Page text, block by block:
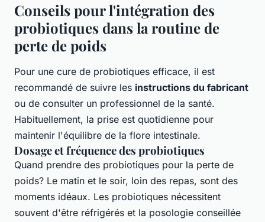
Conseils pour l'intégration des
probiotiques dans la routine de
perte de poids
Pour une cure de probiotiques efficace, il est
recommandé de suivre les instructions du fabricant
ou de consulter un professionnel de la santé.
Habituellement, la prise est quotidienne pour
maintenir l'équilibre de la flore intestinale.
Dosage et fréquence des probiotiques
Quand prendre des probiotiques pour la perte de
poids? Le matin et le soir, loin des repas, sont des
moments idéaux. Les probiotiques nécessitent
souvent d'être réfrigérés et la posologie conseillée